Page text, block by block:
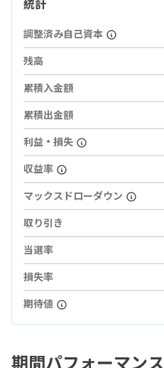
統計
調整済み自己資本
残高
累積入金額
累積出金額
利益・損失
収益率
マックスドローダウン
取り引き
当選率
損失率
期待値
期間パフォーマンス